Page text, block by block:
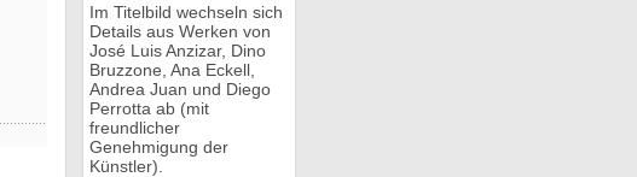
Im Titelbild wechseln sich
Details aus Werken von
José Luis Anzizar, Dino
Bruzzone, Ana Eckell,
Andrea Juan und Diego
Perrotta ab (mit
freundlicher
Genehmigung der
Künstler).